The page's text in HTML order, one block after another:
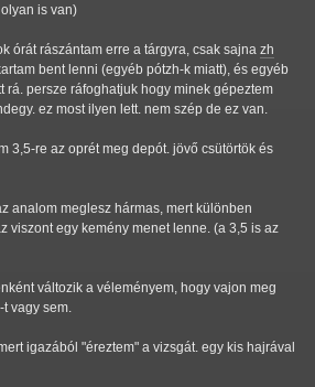
is van)
órát rászántam erre a tárgyra, csak sajna zh
bent lenni (egyéb pótzh-k miatt), és egyéb
rá. persze ráfoghatjuk hogy minek gépeztem
ez most ilyen lett. nem szép de ez van.
3,5-re az oprét meg depót. jövő csütörtök és
analom meglesz hármas, mert különben
viszont egy kemény menet lenne. (a 3,5 is az
változik a véleményem, hogy vajon meg
vagy sem.
igazából "éreztem" a vizsgát. egy kis hajrával